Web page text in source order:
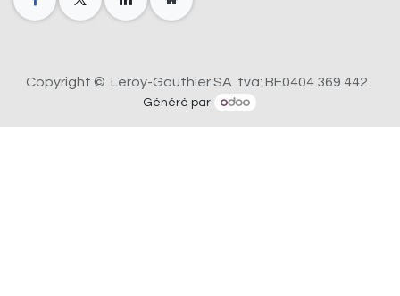
Copyright © Leroy-Gauthier SA tva: BE0404.369.442
Généré par